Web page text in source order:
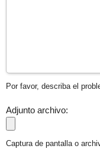
Por favor, describa el
Adjunto archivo:
Captura de pantalla o